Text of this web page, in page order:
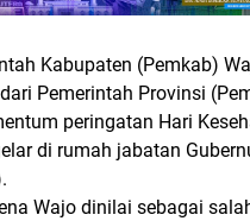
Kabupaten (Pemkab)
Pemerintah Provinsi
peringatan Hari
di rumah jabatan
Wajo dinilai sebagai